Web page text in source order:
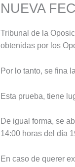
NUEVA
Tribunal de la
obtenidas por los
Por lo tanto, se fina
Esta prueba, tiene
De igual forma, se
14:00 horas del día
En caso de querer